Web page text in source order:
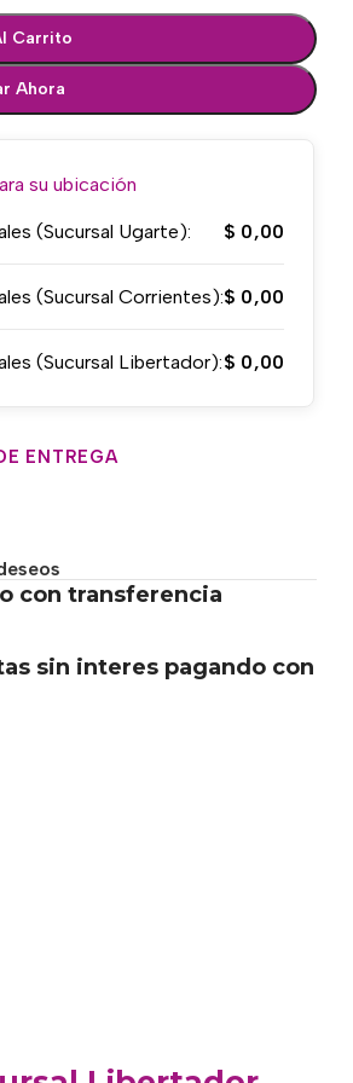
Carrito
Ahora
su ubicación
(Sucursal Ugarte): $ 0,00
(Sucursal Corrientes):$ 0,00
(Sucursal Libertador):$ 0,00
ENTREGA
con transferencia
sin interes pagando con